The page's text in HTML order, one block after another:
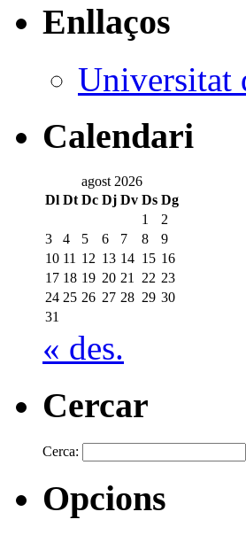
Enllaços
Universitat
Calendari
agost 2026
Dl Dt Dc Dj Dv Ds Dg
1
2
3
4 5 6 7 8
9
10 11 12 13 14 15 16
17 18 19 20 21 22 23
24 25 26 27 28 29 30
31
« des.
Cercar
Cerca:
Opcions